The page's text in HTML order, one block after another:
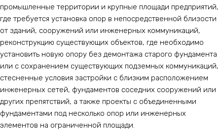
промышленные территории и крупные площади предприятий,
где требуется установка опор в непосредственной близости
от зданий, сооружений или инженерных коммуникаций,
реконструкцию существующих объектов, где необходимо
установить новую опору без демонтажа старого фундамента
или с сохранением существующих подземных коммуникаций,
стесненные условия застройки с близким расположением
инженерных сетей, фундаментов соседних сооружений или
других препятствий, а также проекты с объединенными
фундаментами под несколько опор или инженерных
элементов на ограниченной площади.